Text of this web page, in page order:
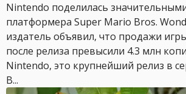
Nintendo поделилась
платформера Super Mario Bros.
издатель объявил, что продажи
после релиза превысили 4.3 млн
Nintendo, это крупнейший релиз в
В...